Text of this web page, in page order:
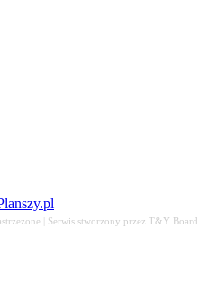
| Serwis stworzony przez T&Y Board